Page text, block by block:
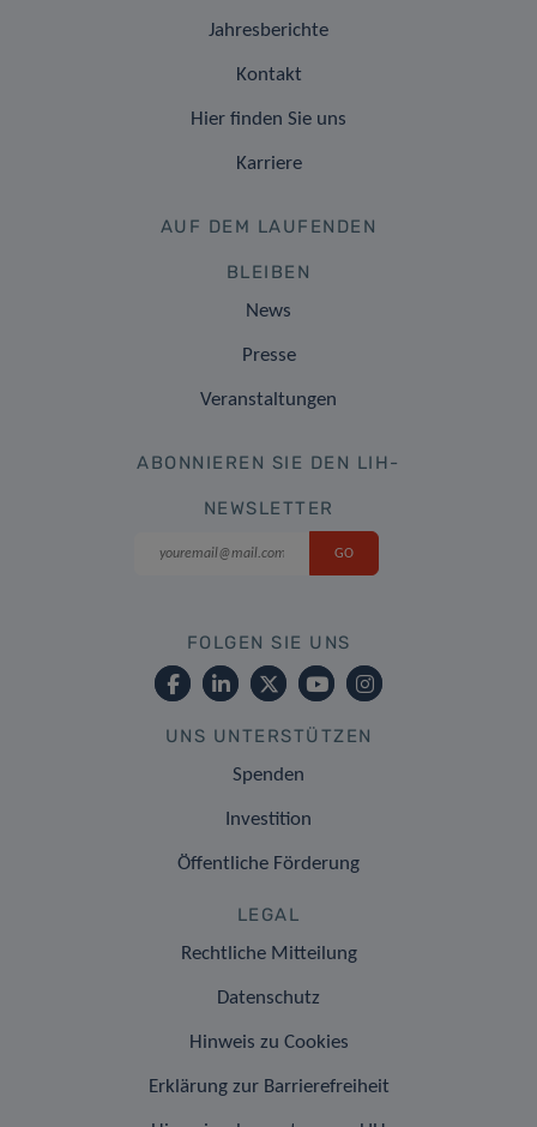
Jahresberichte
Kontakt
Hier finden Sie uns
Karriere
AUF DEM LAUFENDEN
BLEIBEN
News
Presse
Veranstaltungen
ABONNIEREN SIE DEN LIH-
NEWSLETTER
FOLGEN SIE UNS
UNS UNTERSTÜTZEN
Spenden
Investition
Öffentliche Förderung
LEGAL
Rechtliche Mitteilung
Datenschutz
Hinweis zu Cookies
Erklärung zur Barrierefreiheit